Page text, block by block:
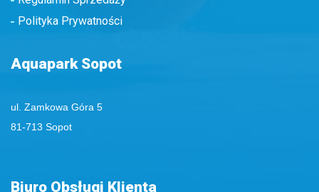
Polityka Prywatności
Aquapark Sopot
ul. Zamkowa Góra 5
81-713 Sopot
Biuro Obsługi Klienta